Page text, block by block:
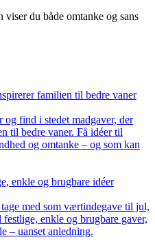
viser du både omtanke og sans
familien til bedre vaner
find i stedet madgaver, der
til bedre vaner. Få idéer til
og omtanke – og som kan
enkle og brugbare idéer
med som værtindegave til jul,
enkle og brugbare gaver,
– uanset anledning.